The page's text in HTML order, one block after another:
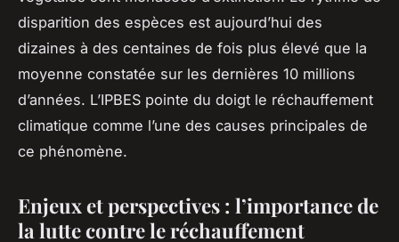
disparition des espèces est aujourd’hui des
dizaines à des centaines de fois plus élevé que la
moyenne constatée sur les dernières 10 millions
d’années. L’IPBES pointe du doigt le réchauffement
climatique comme l’une des causes principales de
ce phénomène.
Enjeux et perspectives : l’importance de
la lutte contre le réchauffement